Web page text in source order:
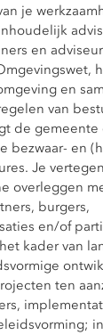
je
en
en
van
de gemeente
bezwaar- en
Je
overleggen
burgers,
en/of
kader van
ten